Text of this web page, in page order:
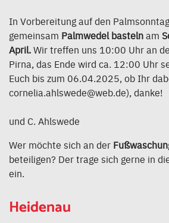
In Vorbereitung auf den
gemeinsam Palmwedel bastelnam
April.Wir treffen uns 10:00 Uhr an
Pirna, das Ende wird ca. 12:00 Uhr
Euch bis zum 06.04.2025, ob Ihr
cornelia.ahlswede@web.de), danke!
I.
und C. Ahlswede
Wer möchte sich an der
beteiligen? Der trage sich gerne in
ein.
Heidenau